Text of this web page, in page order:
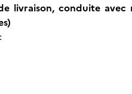
livraison, conduite